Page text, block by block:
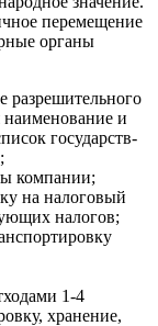
перемещение
органы
разрешительного
наименование и
государств-
компании;
на налоговый
налогов;
1-4
хранение,